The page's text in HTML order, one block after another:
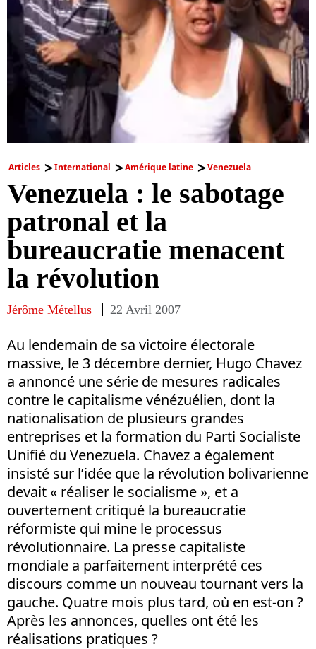
Articles International Amérique latine Venezuela
Venezuela : le sabotage
patronal et la
bureaucratie menacent
la révolution
Jérôme Métellus 22 Avril 2007
Au lendemain de sa victoire électorale
massive, le 3 décembre dernier, Hugo Chavez
a annoncé une série de mesures radicales
contre le capitalisme vénézuélien, dont la
nationalisation de plusieurs grandes
entreprises et la formation du Parti Socialiste
Unifié du Venezuela. Chavez a également
insisté sur l’idée que la révolution bolivarienne
devait « réaliser le socialisme », et a
ouvertement critiqué la bureaucratie
réformiste qui mine le processus
révolutionnaire. La presse capitaliste
mondiale a parfaitement interprété ces
discours comme un nouveau tournant vers la
gauche. Quatre mois plus tard, où en est-on ?
Après les annonces, quelles ont été les
réalisations pratiques ?